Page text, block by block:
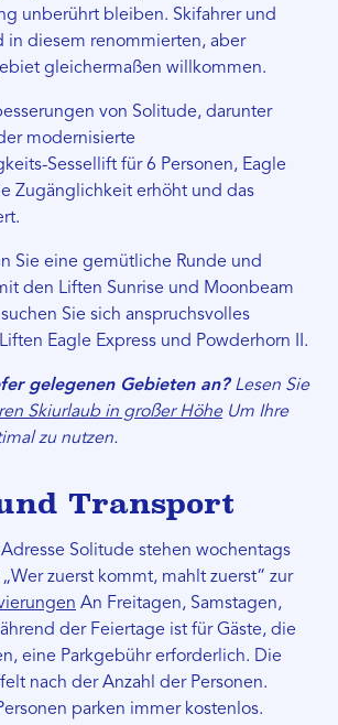
unberührt bleiben. Skifahrer und
in diesem renommierten, aber
gleichermaßen willkommen.
von Solitude, darunter
modernisierte
Sessellift für 6 Personen, Eagle
Zugänglichkeit erhöht und das
Sie eine gemütliche Runde und
den Liften Sunrise und Moonbeam
Sie sich anspruchsvolles
Eagle Express und Powderhorn II.
gelegenen Gebieten an? Lesen Sie
Skiurlaub in großer HöheUm Ihre
zu nutzen.
Transport
Solitude stehen wochentags
zuerst kommt, mahlt zuerst“ zur
An Freitagen, Samstagen,
der Feiertage ist für Gäste, die
eine Parkgebühr erforderlich. Die
nach der Anzahl der Personen.
parken immer kostenlos.